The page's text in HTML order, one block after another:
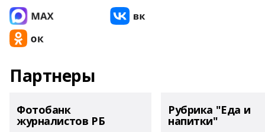
Партнеры
Фотобанк
журналистов РБ
Рубрика "Еда и
напитки"